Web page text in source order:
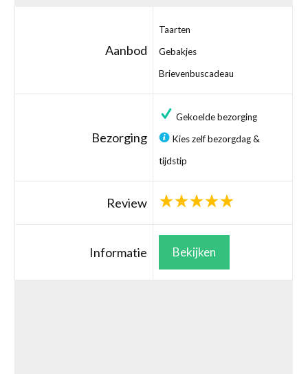
Aanbod
Taarten
Gebakjes
Brievenbuscadeau
Bezorging
Gekoelde bezorging
Kies zelf bezorgdag &
tijdstip
Review
Informatie Bekijken